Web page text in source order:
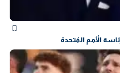
الأُمم المُتحدة